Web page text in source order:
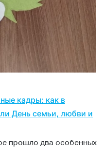
кадры: как в
День семьи, любви и
прошло два особенных